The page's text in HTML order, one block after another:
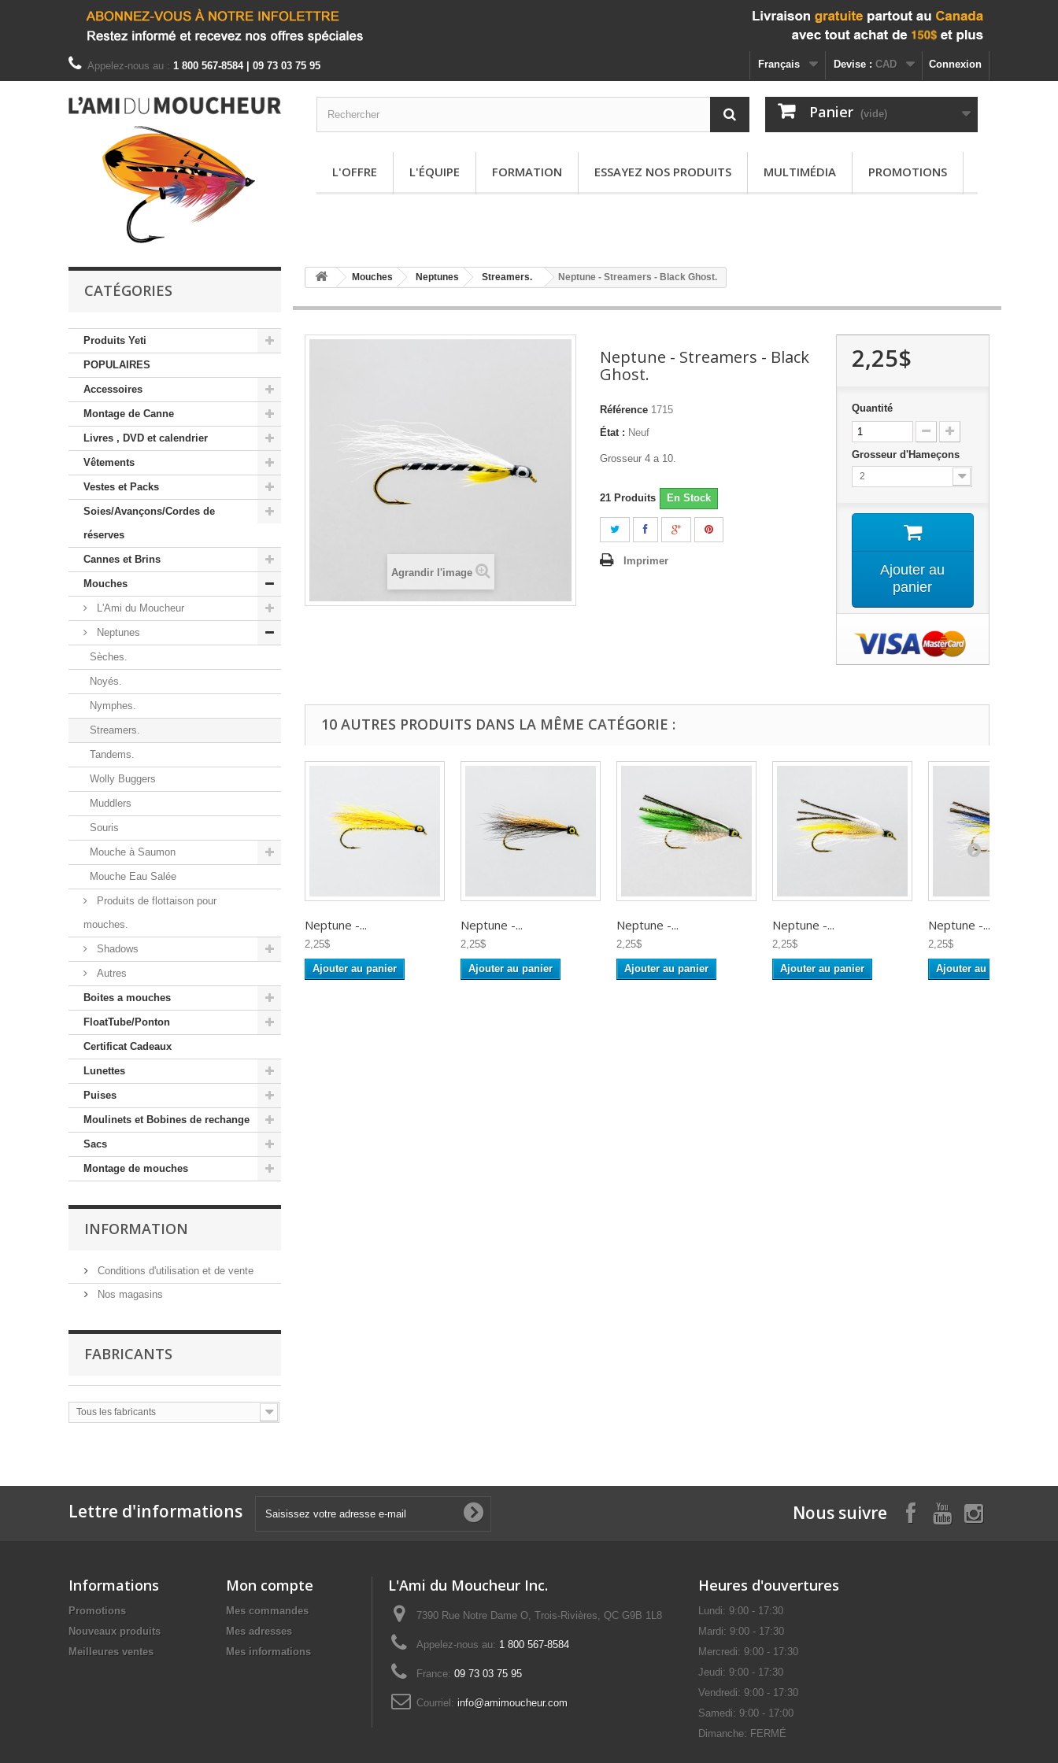
Connexion
Devise : CAD
Français
Appelez-nous au : 1 800 567-8584 | 09 73 03 75 95
Panier (vide)
L'OFFRE L'ÉQUIPE FORMATION ESSAYEZ NOS PRODUITS MULTIMÉDIA PROMOTIONS
CATÉGORIES
Produits Yeti
POPULAIRES
Accessoires
Montage de Canne
Livres , DVD et calendrier
Vêtements
Vestes et Packs
Soies/Avançons/Cordes de
réserves
Cannes et Brins
Mouches
L'Ami du Moucheur
Neptunes
Sèches.
Noyés.
Nymphes.
Streamers.
Tandems.
Wolly Buggers
Muddlers
Souris
Mouche à Saumon
Mouche Eau Salée
Produits de flottaison pour
mouches.
Shadows
Autres
Boites a mouches
FloatTube/Ponton
Certificat Cadeaux
Lunettes
Puises
Moulinets et Bobines de rechange
Sacs
Montage de mouches
INFORMATION
Conditions d'utilisation et de vente
Nos magasins
FABRICANTS
Tous les fabricants
Mouches Neptunes Streamers. Neptune - Streamers - Black Ghost.
Agrandir l'image
Neptune - Streamers - Black
Ghost.
Référence 1715
État : Neuf
Grosseur 4 a 10.
21 Produits En Stock
Imprimer
2,25$
Quantité
Grosseur d'Hameçons
2
Ajouter au
panier
10 AUTRES PRODUITS DANS LA MÊME CATÉGORIE :
Neptune -...
2,25$
Ajouter au panier
Neptune -...
2,25$
Ajouter au panier
Neptune -...
2,25$
Ajouter au panier
Neptune -...
2,25$
Ajouter au panier
Neptune -...
2,25$
Ajouter au panier
Lettre d'informations Nous suivre
Informations
Promotions
Nouveaux produits
Meilleures ventes
Mon compte
Mes commandes
Mes adresses
Mes informations
L'Ami du Moucheur Inc.
7390 Rue Notre Dame O, Trois-Rivières, QC G9B 1L8
Appelez-nous au: 1 800 567-8584
France: 09 73 03 75 95
Courriel: info@amimoucheur.com
Heures d'ouvertures
Lundi: 9:00 - 17:30
Mardi: 9:00 - 17:30
Mercredi: 9:00 - 17:30
Jeudi: 9:00 - 17:30
Vendredi: 9:00 - 17:30
Samedi: 9:00 - 17:00
Dimanche: FERMÉ